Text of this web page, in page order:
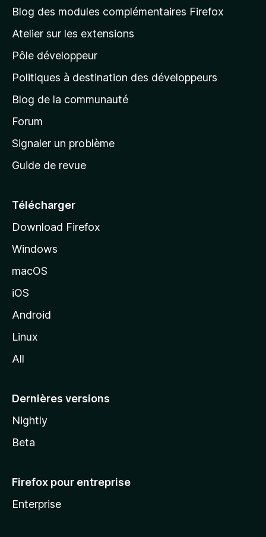
l
p
a
g
d
a
c
e
l
d
o
z
l
Blog des modules complémentaires Firefox
Atelier sur les extensions
Pôle développeur
Politiques à destination des développeurs
Blog de la communauté
Forum
Signaler un problème
Guide de revue
Télécharger
Download Firefox
Windows
macOS
iOS
Android
Linux
All
Dernières versions
Nightly
Beta
Firefox pour entreprise
Enterprise